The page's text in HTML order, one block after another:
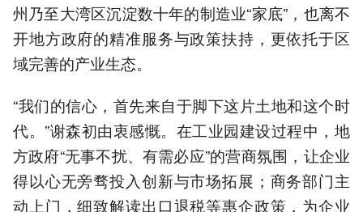
州乃至大湾区沉淀数十年的制造业“家底”，也离不
开地方政府的精准服务与政策扶持，更依托于区
域完善的产业生态。
“我们的信心，首先来自于脚下这片土地和这个时
代。”谢森初由衷感慨。在工业园建设过程中，地
方政府“无事不扰、有需必应”的营商氛围，让企业
得以心无旁骛投入创新与市场拓展；商务部门主
动上门，细致解读出口退税等惠企政策，为企业